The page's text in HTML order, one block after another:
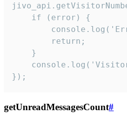
    if (error) {
        return;
    }
});
getUnreadMessagesCount#